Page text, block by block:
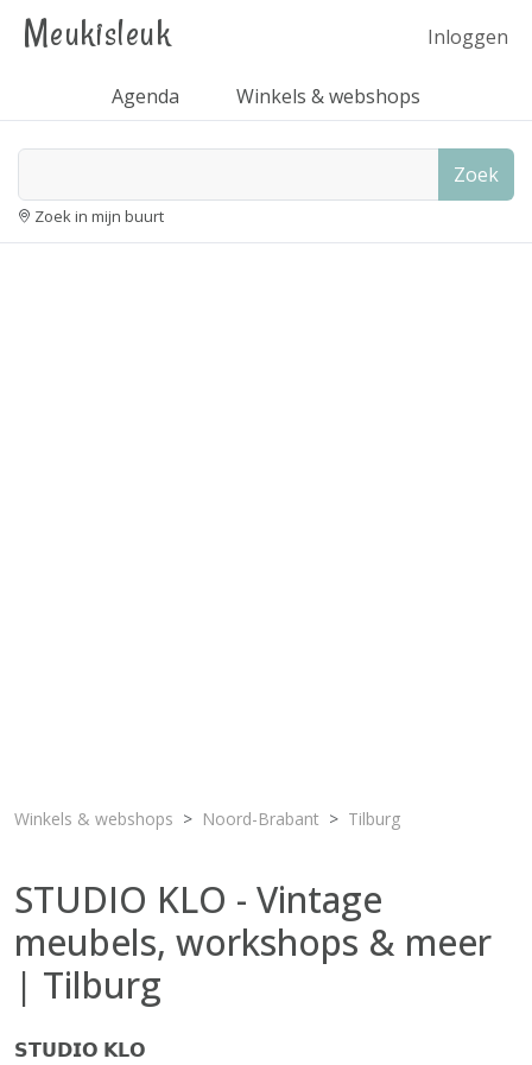
Meukisleuk Inloggen
Agenda Winkels & webshops
Zoek
Zoek in mijn buurt
Winkels & webshops Noord-Brabant Tilburg
STUDIO KLO - Vintage
meubels, workshops & meer
| Tilburg
𝗦𝗧𝗨𝗗𝗜𝗢 𝗞𝗟𝗢